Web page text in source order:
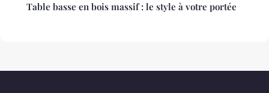
Table basse en bois massif : le style à votre portée